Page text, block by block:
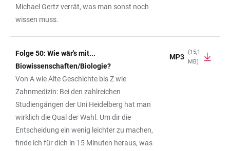
Michael Gertz verrät, was man sonst noch
wissen muss.
Folge 50: Wie wär's mit...
Biowissenschaften/Biologie?
Von A wie Alte Geschichte bis Z wie
Zahnmedizin: Bei den zahlreichen
Studiengängen der Uni Heidelberg hat man
wirklich die Qual der Wahl. Um dir die
Entscheidung ein wenig leichter zu machen,
finde ich für dich in 15 Minuten heraus, was
MP3
(15,1
MB)